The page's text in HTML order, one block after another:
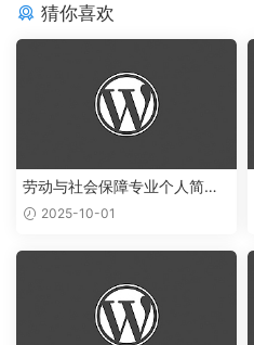
猜你喜欢
劳动与社会保障专业个人简历
范文2025-10-01